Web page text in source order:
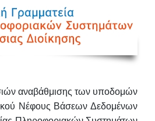
αναβάθμισης των υποδομών
Νέφους Βάσεων Δεδομένων